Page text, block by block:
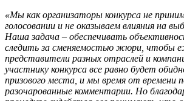
«Мы как организаторы конкурса не
голосовании и не оказываем влияния на
Наша задача – обеспечивать
следить за сменяемостью жюри, чтобы
представители разных отраслей и
участнику конкурса все равно будет
призового места, и мы время от времени
разочарованные комментарии. Но